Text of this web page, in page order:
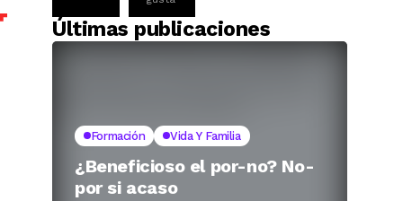
Últimas publicaciones
Formación Vida Y Familia
¿Beneficioso el por-no? No-
por si acaso